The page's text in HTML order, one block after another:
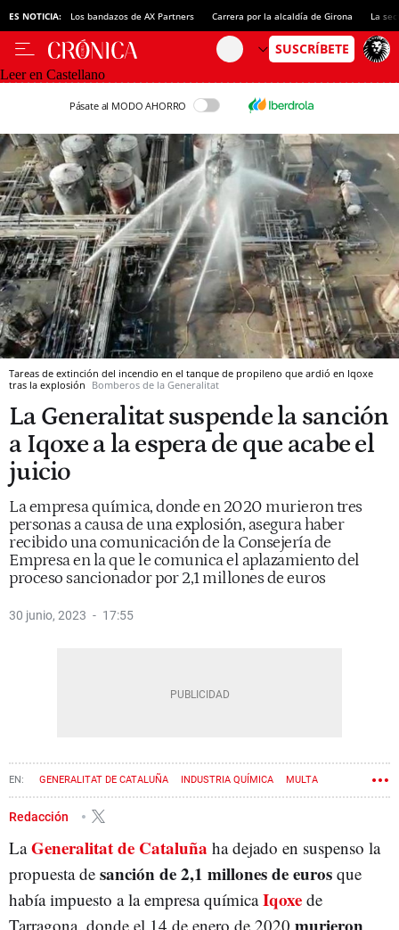
ES NOTICIA: Los bandazos de AX Partners Carrera por la alcaldía de Girona La
Leer en Castellano
Pásate al MODO AHORRO
Tareas de extinción del incendio en el tanque de propileno que ardió en Iqoxe
tras la explosión Bomberos de la Generalitat
La Generalitat suspende la sanción
a Iqoxe a la espera de que acabe el
juicio
La empresa química, donde en 2020 murieron tres
personas a causa de una explosión, asegura haber
recibido una comunicación de la Consejería de
Empresa en la que le comunica el aplazamiento del
proceso sancionador por 2,1 millones de euros
30 junio, 2023 17:55
GENERALITAT DE CATALUÑA INDUSTRIA QUÍMICA MULTA
GOVERN
Redacción
LaGeneralitat de Cataluña ha dejado en suspenso la
propuesta de sanción de 2,1 millones de euros que
había impuesto a la empresa químicaIqoxe de
Tarragona, donde el 14 de enero de 2020 murieron